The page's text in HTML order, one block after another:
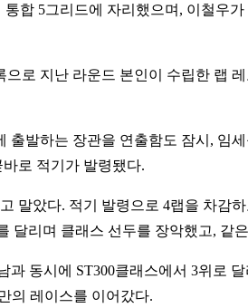
합 5그리드에 자리했으며, 이철우
로 지난 라운드 본인이 수립한 랩
발하는 장관을 연출함도 잠시, 임
로 적기가 발령됐다.
았다. 적기 발령으로 4랩을 차감
달리며 클래스 선두를 장악했고, 같
동시에 ST300클래스에서 3위로
의 레이스를 이어갔다.